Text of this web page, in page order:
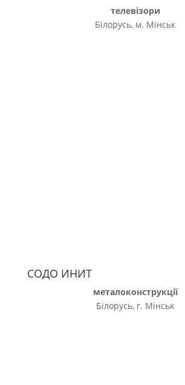
телевізори
Білорусь, м. Мінськ
СОДО ИНИТ
металоконструкції
Білорусь, г. Мінськ